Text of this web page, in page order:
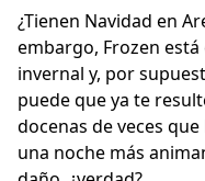
¿Tienen Navidad en
embargo, Frozen
invernal y, por
puede que ya te
docenas de veces
una noche más